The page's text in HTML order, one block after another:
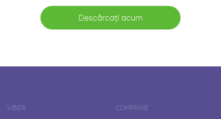
Descărcați acum
VIBER COMPANIE